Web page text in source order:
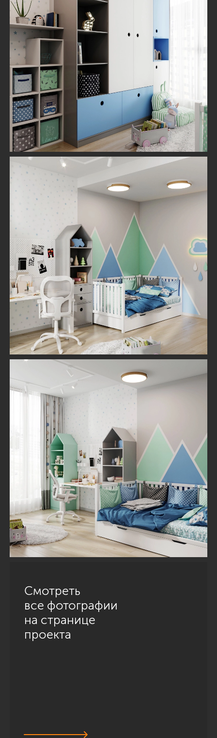
Смотреть
все фотографии
на странице
проекта